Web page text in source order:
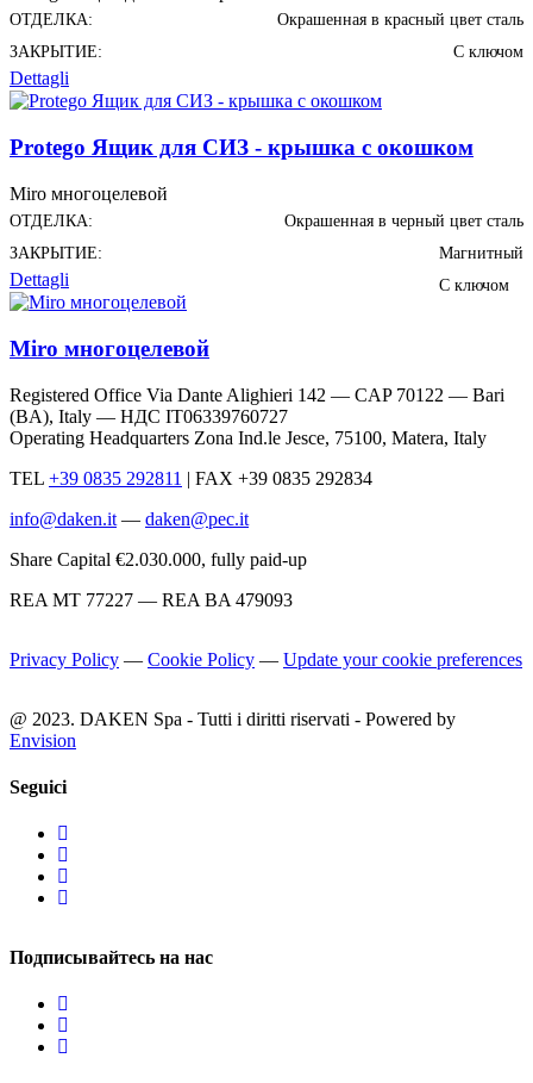
ОТДЕЛКА:
Окрашенная в красный цвет сталь
ЗАКРЫТИЕ:
С ключом
Dettagli
Protego Ящик для СИЗ - крышка с окошком
Miro многоцелевой
ОТДЕЛКА:
Окрашенная в черный цвет сталь
ЗАКРЫТИЕ:
Магнитный
С ключом
Dettagli
Miro многоцелевой
Registered Office Via Dante Alighieri 142 — CAP 70122 — Bari
(BA), Italy — НДС IT06339760727
Operating Headquarters Zona Ind.le Jesce, 75100, Matera, Italy
TEL +39 0835 292811 | FAX +39 0835 292834
info@daken.it — daken@pec.it
Share Capital €2.030.000, fully paid-up
REA MT 77227 — REA BA 479093
Privacy Policy — Cookie Policy — Update your cookie preferences
@ 2023. DAKEN Spa - Tutti i diritti riservati - Powered by
Envision
Seguici
Подписывайтесь на нас